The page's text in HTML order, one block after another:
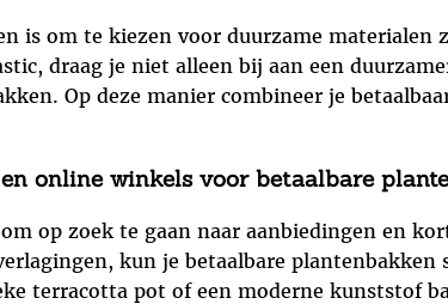
is om te kiezen voor duurzame materialen
draag je niet alleen bij aan een
Op deze manier combineer je
online winkels voor betaalbare
op zoek te gaan naar aanbiedingen en
kun je betaalbare plantenbakken
terracotta pot of een moderne kunststof